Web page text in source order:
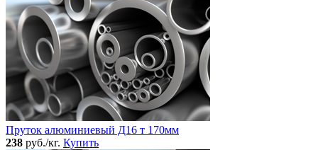
Пруток алюминиевый Д16 т 170мм
238 руб./кг. Купить